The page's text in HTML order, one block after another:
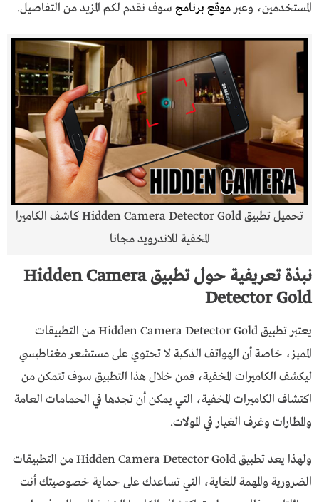
المستخدمين، وعبرموقع برنامج سوف نقدم لكم المزيد من التفاصيل.
تحميل تطبيق Hidden Camera Detector Gold كاشف الكاميرا
المخفية للاندرويد مجانا
نبذة تعريفية حول تطبيق Hidden Camera
Detector Gold
يعتبر تطبيق Hidden Camera Detector Gold من التطبيقات
المميز، خاصة أن الهواتف الذكية لا تحتوي على مستشعر مغناطيسي
ليكشف الكاميرات المخفية، فمن خلال هذا التطبيق سوف تتمكن من
اكتشاف الكاميرات المخفية، التي يمكن أن تجدها في الحمامات العامة
والمطارات وغرف الغيار في المولات.
ولهذا يعد تطبيق Hidden Camera Detector Gold من التطبيقات
الضرورية والمهمة للغاية، التي تساعدك على حماية خصوصيتك أنت